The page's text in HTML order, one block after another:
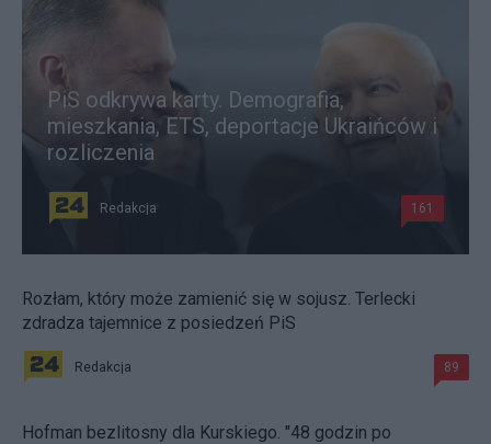
PiS odkrywa karty. Demografia,
mieszkania, ETS, deportacje Ukraińców i
rozliczenia
Redakcja 161
Rozłam, który może zamienić się w sojusz. Terlecki
zdradza tajemnice z posiedzeń PiS
Redakcja 89
Hofman bezlitosny dla Kurskiego. "48 godzin po